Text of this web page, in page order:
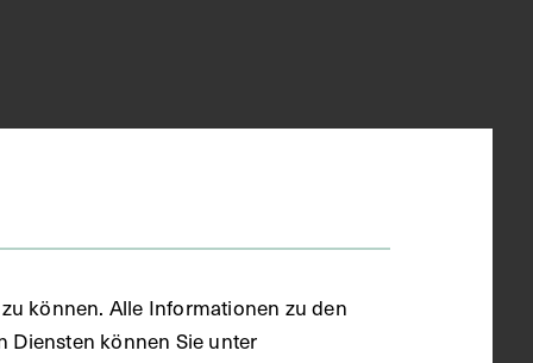
können. Alle Informationen zu den
Diensten können Sie unter